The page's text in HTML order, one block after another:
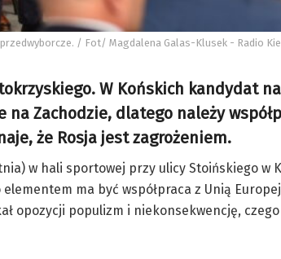
/ Fot/ Magdalena Galas-Klusek - Radio
W Końskich kandydat
Zachodzie, dlatego należy
że Rosja jest zagrożeniem.
w hali sportowej przy ulicy Stoińskiego w
ma być współpraca z Unią
opozycji populizm i niekonsekwencję,